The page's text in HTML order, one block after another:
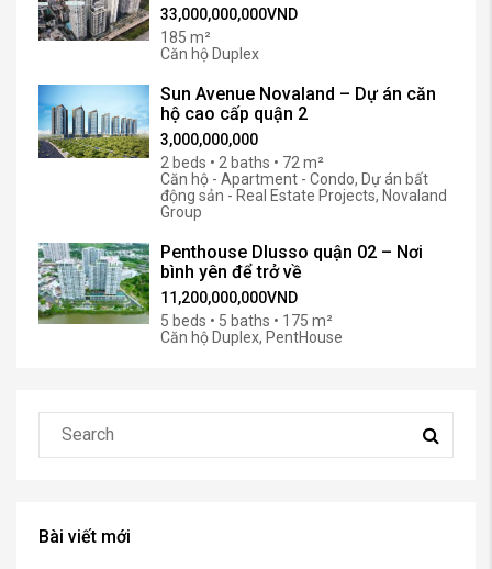
33,000,000,000VND
185 m²
Căn hộ Duplex
Sun Avenue Novaland – Dự án căn
hộ cao cấp quận 2
3,000,000,000
2 beds • 2 baths • 72 m²
Căn hộ - Apartment - Condo, Dự án bất
động sản - Real Estate Projects, Novaland
Group
Penthouse Dlusso quận 02 – Nơi
bình yên để trở về
11,200,000,000VND
5 beds • 5 baths • 175 m²
Căn hộ Duplex, PentHouse
Bài viết mới